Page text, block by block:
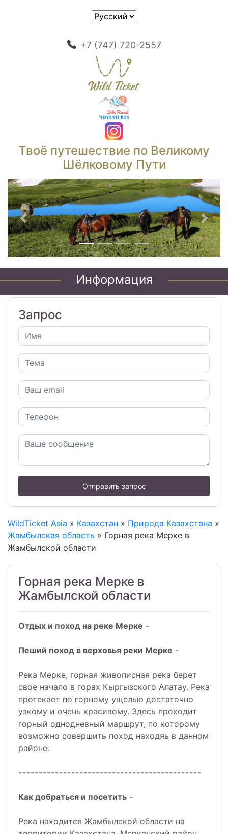
+7 (747) 720-2557
Твоё путешествие по Великому
Шёлковому Пути
Предыдущий
Информация
Запрос
Отправить запрос
WildTicket Asia » Казахстан » Природа Казахстана »
Жамбылская область » Горная река Мерке в
Жамбылской области
Горная река Мерке в
Жамбылской области
Отдых и поход на реке Мерке -
Пеший поход в верховья реки Мерке -
Река Мерке, горная живописная река берет
свое начало в горах Кыргызского Алатау. Река
протекает по горному ущелью достаточно
узкому и очень красивому. Здесь проходит
горный однодневный маршрут, по которому
возможно совершить поход находяь в данном
районе.
---------------------------------------------
Как добраться и посетить -
Река находится Жамбылской области на